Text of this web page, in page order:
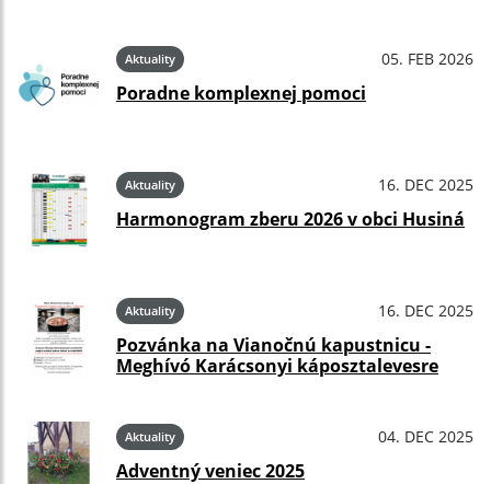
Aktuality 05. FEB 2026
Poradne komplexnej pomoci
Aktuality 16. DEC 2025
Harmonogram zberu 2026 v obci Husiná
Aktuality 16. DEC 2025
Pozvánka na Vianočnú kapustnicu -
Meghívó Karácsonyi káposztalevesre
Aktuality 04. DEC 2025
Adventný veniec 2025